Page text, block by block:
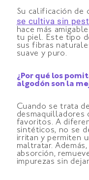
Su calificación de
se cultiva sin
hace más
tu piel. Este tipo
sus fibras
suave y puro.
¿Por qué los
algodón son la
Cuando se trata
desmaquilladores
favoritos. A
sintéticos, no se
irritan y permiten
maltratar.
absorción,
impurezas sin